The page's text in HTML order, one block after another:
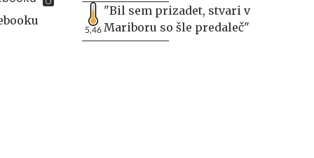
5,46
"Bil sem prizadet, stvari v
Mariboru so šle predaleč"